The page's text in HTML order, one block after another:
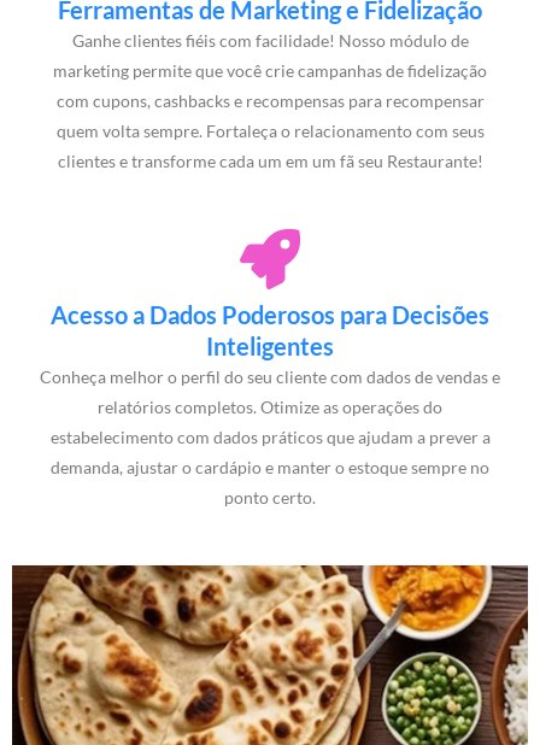
Ferramentas de Marketing e Fidelização
Ganhe clientes fiéis com facilidade! Nosso módulo de
marketing permite que você crie campanhas de fidelização
com cupons, cashbacks e recompensas para recompensar
quem volta sempre. Fortaleça o relacionamento com seus
clientes e transforme cada um em um fã seu Restaurante!
Acesso a Dados Poderosos para Decisões
Inteligentes
Conheça melhor o perfil do seu cliente com dados de vendas e
relatórios completos. Otimize as operações do
estabelecimento com dados práticos que ajudam a prever a
demanda, ajustar o cardápio e manter o estoque sempre no
ponto certo.